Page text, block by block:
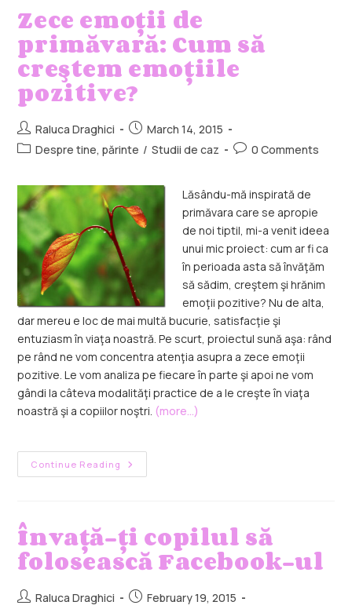
Zece emoţii de
primăvară: Cum să
creştem emoţiile
pozitive?
Raluca Draghici
March 14, 2015
Despre tine, părinte / Studii de caz 0 Comments
Lăsându-mă inspirată de
primăvara care se apropie
de noi tiptil, mi-a venit ideea
unui mic proiect: cum ar fi ca
în perioada asta să învăţăm
să sădim, creştem şi hrănim
emoţii pozitive? Nu de alta,
dar mereu e loc de mai multă bucurie, satisfacţie şi
entuziasm în viaţa noastră. Pe scurt, proiectul sună aşa: rând
pe rând ne vom concentra atenţia asupra a zece emoţii
pozitive. Le vom analiza pe fiecare în parte şi apoi ne vom
gândi la câteva modalităţi practice de a le creşte în viaţa
noastră şi a copiilor noştri. (more…)
Continue Reading
Învață-ţi copilul să
folosească Facebook-ul
Raluca Draghici
February 19, 2015